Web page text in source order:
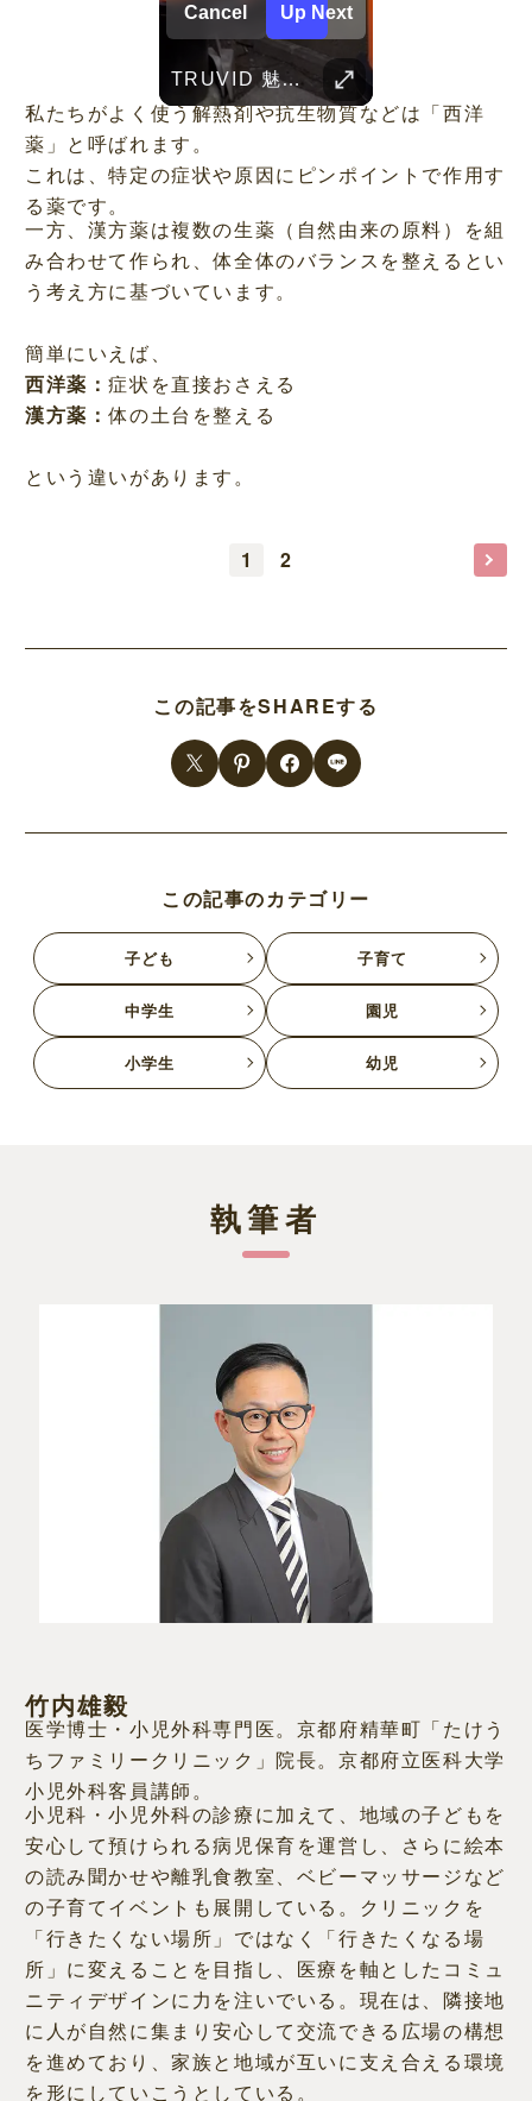
Cancel Up Next
TRUVID 魅力的な京都――時を超える静寂と伝統美
私たちがよく使う解熱剤や抗生物質などは「西洋
薬」と呼ばれます。
これは、特定の症状や原因にピンポイントで作用す
る薬です。
一方、漢方薬は複数の生薬（自然由来の原料）を組
み合わせて作られ、体全体のバランスを整えるとい
う考え方に基づいています。
簡単にいえば、
西洋薬：症状を直接おさえる
漢方薬：体の土台を整える
という違いがあります。
1 2
この記事をSHAREする
この記事のカテゴリー
子ども 子育て
中学生 園児
小学生 幼児
執筆者
竹内雄毅
医学博士・小児外科専門医。京都府精華町「たけう
ちファミリークリニック」院長。京都府立医科大学
小児外科客員講師。
小児科・小児外科の診療に加えて、地域の子どもを
安心して預けられる病児保育を運営し、さらに絵本
の読み聞かせや離乳食教室、ベビーマッサージなど
の子育てイベントも展開している。クリニックを
「行きたくない場所」ではなく「行きたくなる場
所」に変えることを目指し、医療を軸としたコミュ
ニティデザインに力を注いでいる。現在は、隣接地
に人が自然に集まり安心して交流できる広場の構想
を進めており、家族と地域が互いに支え合える環境
を形にしていこうとしている。